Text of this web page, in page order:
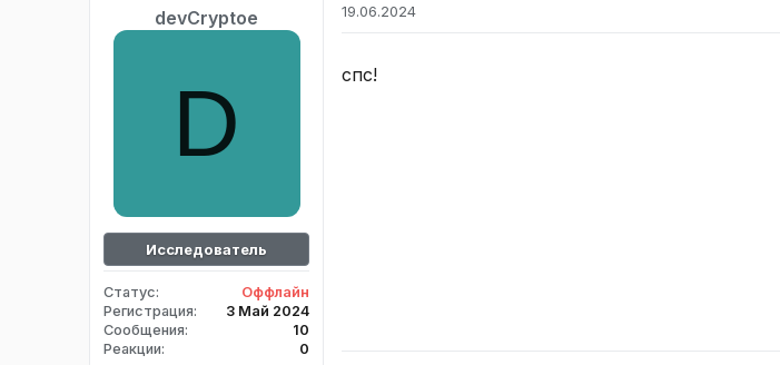
и
devCryptoe
D
Исследователь
Статус
Оффлайн
Регистрация
3 Май 2024
Сообщения
10
Реакции
0
19.06.2024
спс!